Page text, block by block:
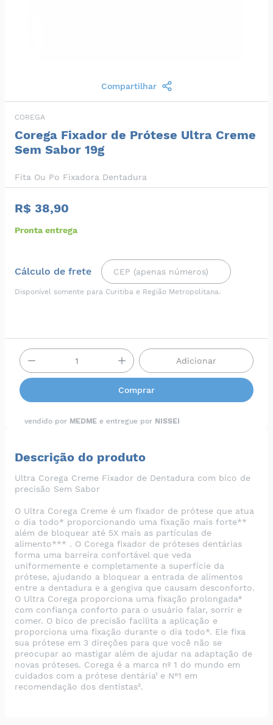
Compartilhar
COREGA
Corega Fixador de Prótese Ultra Creme
Sem Sabor 19g
Fita Ou Po Fixadora Dentadura
R$ 38,90
Pronta entrega
Cálculo de frete
Disponível somente para Curitiba e Região Metropolitana.
Adicionar
Comprar
vendido por MEDME e entregue por NISSEI
Descrição do produto
Ultra Corega Creme Fixador de Dentadura com bico de
precisão Sem Sabor
O Ultra Corega Creme é um fixador de prótese que atua
o dia todo* proporcionando uma fixação mais forte**
além de bloquear até 5X mais as partículas de
alimento*** . O Corega fixador de próteses dentárias
forma uma barreira confortável que veda
uniformemente e completamente a superfície da
prótese, ajudando a bloquear a entrada de alimentos
entre a dentadura e a gengiva que causam desconforto.
O Ultra Corega proporciona uma fixação prolongada*
com confiança conforto para o usuário falar, sorrir e
comer. O bico de precisão facilita a aplicação e
proporciona uma fixação durante o dia todo*. Ele fixa
sua prótese em 3 direções para que você não se
preocupar ao mastigar além de ajudar na adaptação de
novas próteses. Corega é a marca nº 1 do mundo em
cuidados com a prótese dentária¹ e N°1 em
recomendação dos dentistas².